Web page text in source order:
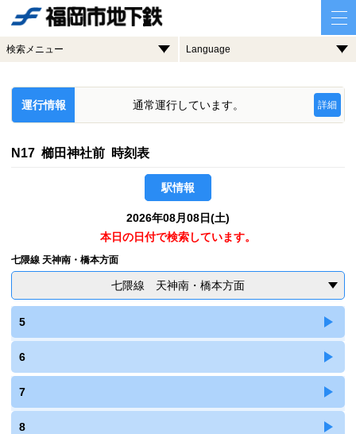
検索メニュー Language
運行情報 通常運行しています。 詳細
N17 櫛田神社前 時刻表
駅情報
2026年08月08日(土)
本日の日付で検索しています。
七隈線 天神南・橋本方面
七隈線 天神南・橋本方面
5
6
7
8